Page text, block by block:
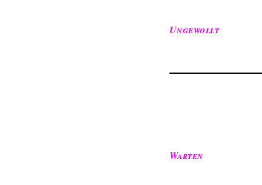
Ungewollt
Warten